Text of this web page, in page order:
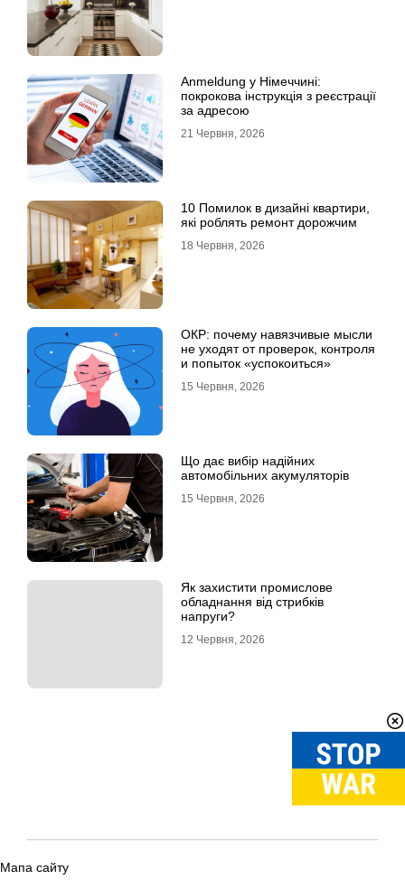
Anmeldung у Німеччині:
покрокова інструкція з реєстрації
за адресою
21 Червня, 2026
10 Помилок в дизайні квартири,
які роблять ремонт дорожчим
18 Червня, 2026
ОКР: почему навязчивые мысли
не уходят от проверок, контроля
и попыток «успокоиться»
15 Червня, 2026
Що дає вибір надійних
автомобільних акумуляторів
15 Червня, 2026
Як захистити промислове
обладнання від стрибків
напруги?
12 Червня, 2026
Мапа сайту